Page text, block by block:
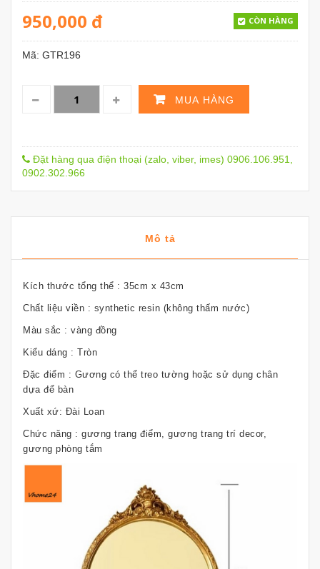
950,000 đ CÒN HÀNG
Mã: GTR196
MUA HÀNG
Đặt hàng qua điện thoại (zalo, viber, imes) 0906.106.951,
0902.302.966
Mô tả
Kích thước tổng thể : 35cm x 43cm
Chất liệu viền : synthetic resin (không thấm nước)
Màu sắc : vàng đồng
Kiểu dáng : Tròn
Đặc điểm : Gương có thể treo tường hoặc sử dụng chân
dựa để bàn
Xuất xứ: Đài Loan
Chức năng : gương trang điểm, gương trang trí decor,
gương phòng tắm